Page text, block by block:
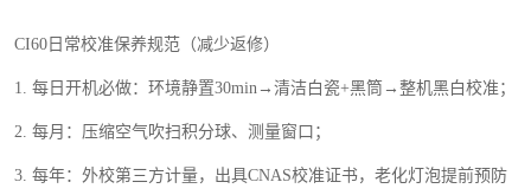
CI60 日常校准保养规范（减少返修）
1. 每日开机必做：环境静置30min →清洁白瓷+黑筒→整机黑白校准；
2. 每月：压缩空气吹扫积分球、测量窗口；
3. 每年：外校第三方计量，出具CNAS校准证书，老化灯泡提前预防